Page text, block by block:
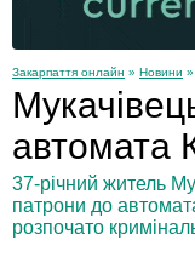
Закарпаття онлайн » Новини »
автомата
37-річний житель
патрони до
розпочато